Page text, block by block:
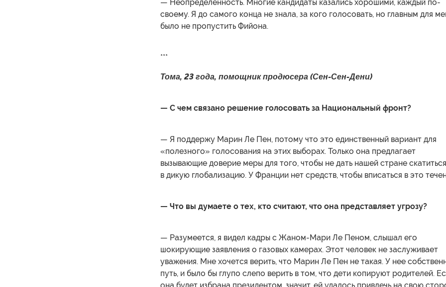
— Неопределенность. Многие кандидаты казались хорошими, каждый по-
своему. Я до самого конца не знала, за кого голосовать, но главным для
было не пропустить Фийона.
***
Тома, 23 года, помощник продюсера (Сен-Сен-Дени)
— С чем связано решение голосовать за Национальный фронт?
— Я поддержу Марин Ле Пен, потому что это единственный вариант для
«полезного» голосования на этих выборах. Только она предлагает
вызывающие доверие меры для того, чтобы не дать нашей стране скатиться
в дикую глобализацию. У Франции нет средств, чтобы вписаться в это
— Что вы думаете о тех, кто считают, что она представляет угрозу?
— Разумеется, я видел кадры с Жаном-Мари Ле Пеном, слышал его
шокирующие заявления о газовых камерах. Этот человек не заслуживает
уважения. Мне хочется верить, что Марин Ле Пен не такая. У нее
путь, и было бы глупо слепо верить в том, что дети копируют родителей.